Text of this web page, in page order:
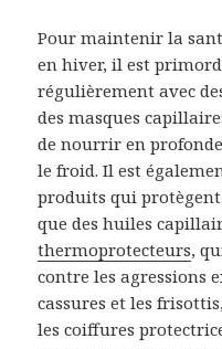
Pour maintenir la
en hiver, il est
régulièrement avec
des masques
de nourrir en
le froid. Il est
produits qui
que des huiles
thermoprotecteurs,
contre les agressions
cassures et les
les coiffures